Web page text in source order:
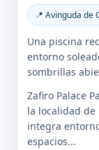
📍 Avinguda de
Una piscina
entorno
sombrillas
Zafiro Palace
la localidad de
integra
espacios...